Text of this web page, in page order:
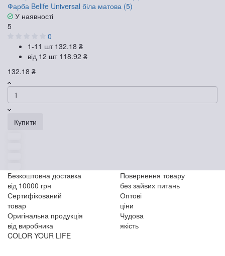
Фарба Belife Universal біла матова (5)
У наявності
5
0
1-11 шт 132.18 ₴
від 12 шт 118.92 ₴
132.18 ₴
Купити
Безкоштовна доставка
від 10000 грн
Повернення товару
без зайвих питань
Сертифікований
товар
Оптові
ціни
Оригінальна продукція
від виробника
Чудова
якість
COLOR YOUR LIFE